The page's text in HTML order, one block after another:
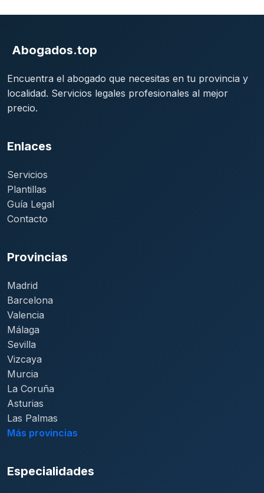
Abogados.top
Encuentra el abogado que necesitas en tu provincia y
localidad. Servicios legales profesionales al mejor
precio.
Enlaces
Servicios
Plantillas
Guía Legal
Contacto
Provincias
Madrid
Barcelona
Valencia
Málaga
Sevilla
Vizcaya
Murcia
La Coruña
Asturias
Las Palmas
Más provincias
Especialidades